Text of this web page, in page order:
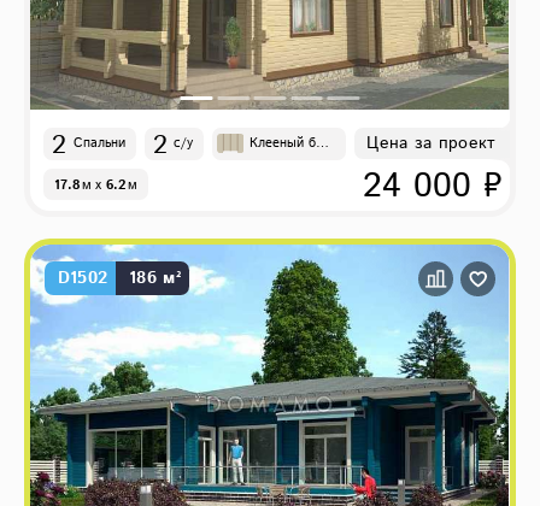
2 Спальни 2 с/у
Клееный бру
17.8м x 6.2м
Цена за проект
24 000 ₽
D1502 186 м²